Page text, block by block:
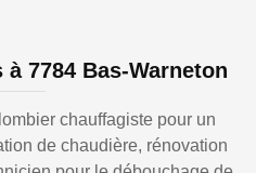
7784 Bas-Warneton
chauffagiste pour un
de chaudière, rénovation